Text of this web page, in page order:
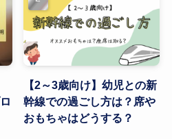
【2～3歳向け】幼児との新
幹線での過ごし方は？席や
おもちゃはどうする？